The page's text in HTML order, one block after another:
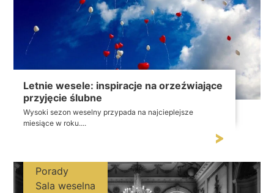
Letnie wesele: inspiracje na orzeźwiające
przyjęcie ślubne
Wysoki sezon weselny przypada na najcieplejsze
miesiące w roku....
Porady
Sala weselna